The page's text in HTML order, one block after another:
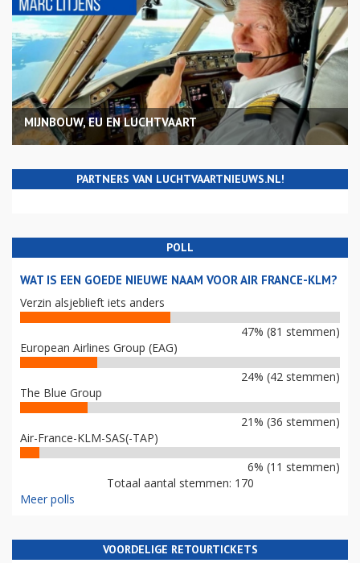
MIJNBOUW, EU EN LUCHTVAART
PARTNERS VAN LUCHTVAARTNIEUWS.NL!
POLL
WAT IS EEN GOEDE NIEUWE NAAM VOOR AIR FRANCE-KLM?
Verzin alsjeblieft iets anders
47% (81 stemmen)
European Airlines Group (EAG)
24% (42 stemmen)
The Blue Group
21% (36 stemmen)
Air-France-KLM-SAS(-TAP)
6% (11 stemmen)
Totaal aantal stemmen: 170
Meer polls
VOORDELIGE RETOURTICKETS